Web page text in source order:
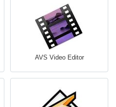
AVS Video Editor